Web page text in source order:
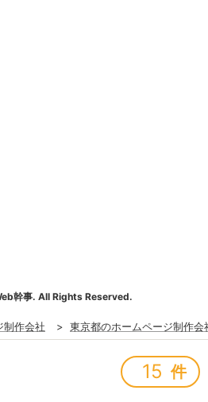
幹事. All Rights Reserved.
制作会社 > 東京都のホームページ制作会
15 件